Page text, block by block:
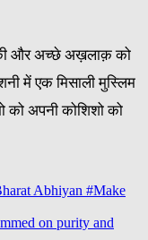
और अच्छे अख़लाक़ को
में एक मिसाली मुस्लिम
को अपनी कोशिशो को
Abhiyan #Make
on purity and